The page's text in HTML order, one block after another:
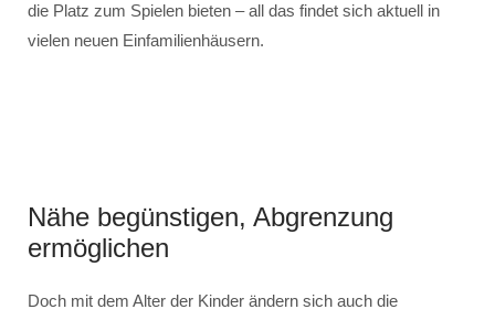
die Platz zum Spielen bieten – all das findet sich aktuell in
vielen neuen Einfamilienhäusern.
Nähe begünstigen, Abgrenzung
ermöglichen
Doch mit dem Alter der Kinder ändern sich auch die